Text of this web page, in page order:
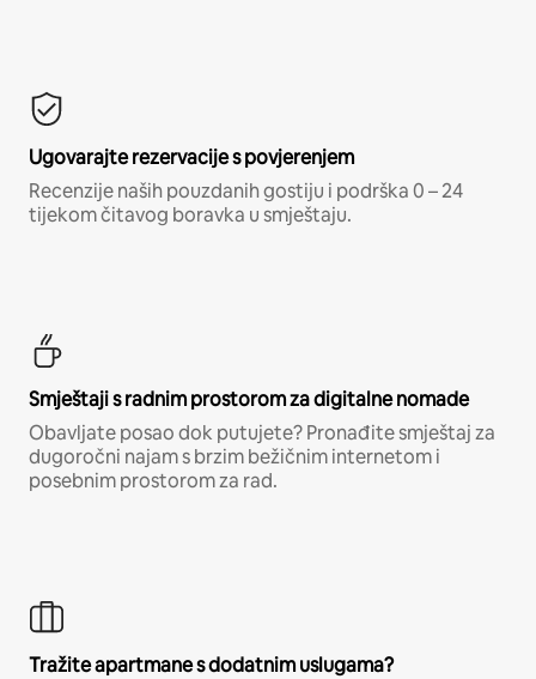
Ugovarajte rezervacije s povjerenjem
Recenzije naših pouzdanih gostiju i podrška 0 – 24
tijekom čitavog boravka u smještaju.
Smještaji s radnim prostorom za digitalne nomade
Obavljate posao dok putujete? Pronađite smještaj za
dugoročni najam s brzim bežičnim internetom i
posebnim prostorom za rad.
Tražite apartmane s dodatnim uslugama?